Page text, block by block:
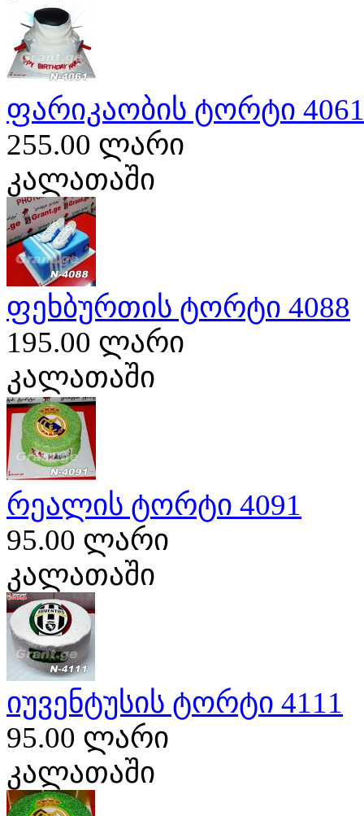
ფარიკაობის ტორტი 4061
255.00 ლარი
კალათაში
ფეხბურთის ტორტი 4088
195.00 ლარი
კალათაში
რეალის ტორტი 4091
95.00 ლარი
კალათაში
იუვენტუსის ტორტი 4111
95.00 ლარი
კალათაში